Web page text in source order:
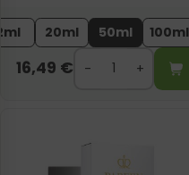
20ml 50ml 100ml
16,49 €